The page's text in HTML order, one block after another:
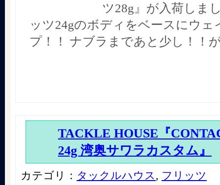
ツ28g』が入荷しま
ッツ24gのボディをベースにウェ
プ！！ ナブラまであと少し！！
TACKLE HOUSE『
24g 湾奥サワラカスタム』
カテゴリ： タックルハウス , フリッツ